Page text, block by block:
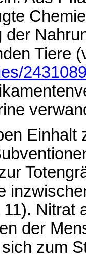
der
Tiere
Einhalt
Nitrat
der
zum